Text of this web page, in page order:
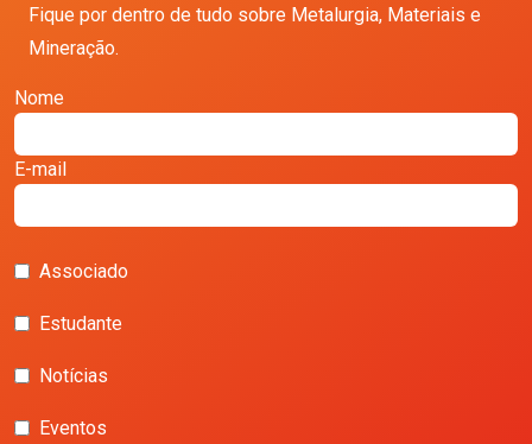
Fique por dentro de tudo sobre Metalurgia, Materiais e
Mineração.
Nome
E-mail
Associado
Estudante
Notícias
Eventos